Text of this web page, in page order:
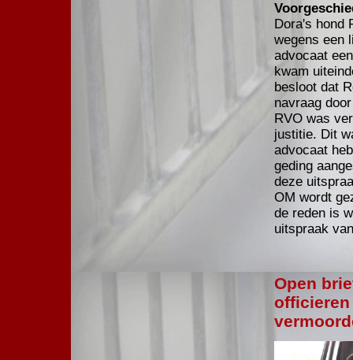
Dora's hond
wegens een
advocaat
kwam
besloot dat
navraag
RVO was
justitie. Dit
advocaat
geding
deze
OM wordt
de reden is
uitspraak
Open